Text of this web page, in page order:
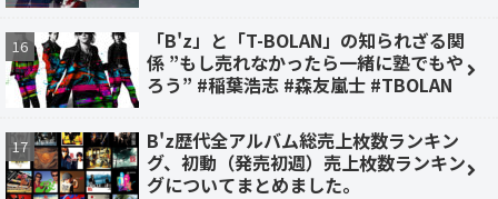
「B'z」と「T-BOLAN」の知られざる関
係 ”もし売れなかったら一緒に塾でもや
ろう” #稲葉浩志 #森友嵐士 #TBOLAN
B'z歴代全アルバム総売上枚数ランキン
グ、初動（発売初週）売上枚数ランキン
グについてまとめました。